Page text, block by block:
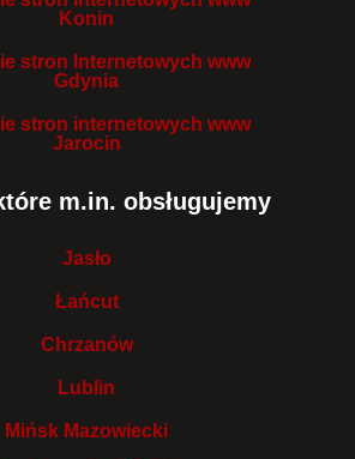
Konin
stron Internetowych www
Gdynia
stron internetowych www
Jarocin
m.in. obsługujemy
Jasło
Łańcut
Chrzanów
Lublin
Mińsk Mazowiecki